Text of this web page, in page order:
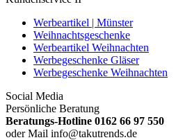
Werbeartikel | Münster
Weihnachtsgeschenke
Werbeartikel Weihnachten
Werbegeschenke Gläser
Werbegeschenke Weihnachten
Social Media
Persönliche Beratung
Beratungs-Hotline 0162 66 97 550
oder Mail info@takutrends.de